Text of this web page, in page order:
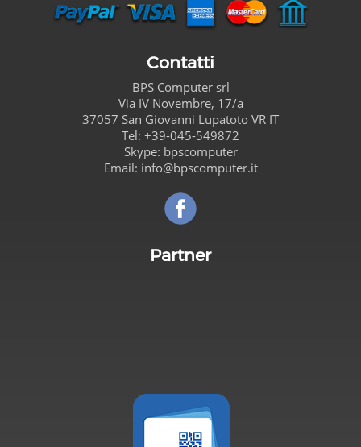
Contatti
BPS Computersrl
Via IV Novembre, 17/a
37057 San Giovanni Lupatoto VR IT
Tel: +39-045-549872
Skype: bpscomputer
Email: info@bpscomputer.it
Partner